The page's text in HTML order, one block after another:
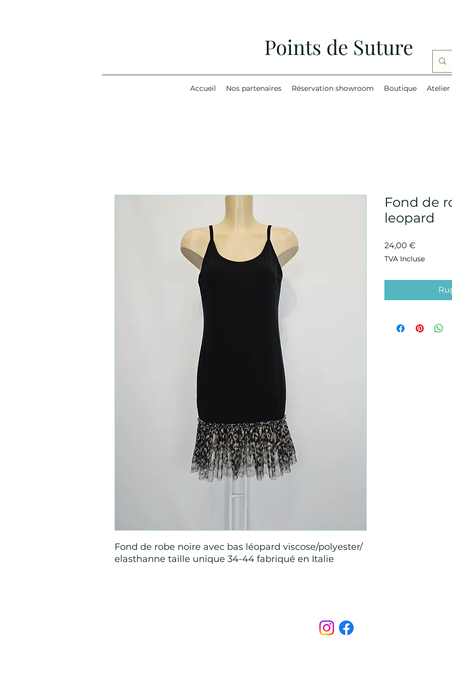
Points de Suture
Accueil Nos partenaires Réservation showroom Boutique Atelier
Fond de robe noire avec bas léopard viscose/polyester/
elasthanne taille unique 34-44 fabriqué en Italie
Fond de
leopard
24,00 €
TVA Incluse